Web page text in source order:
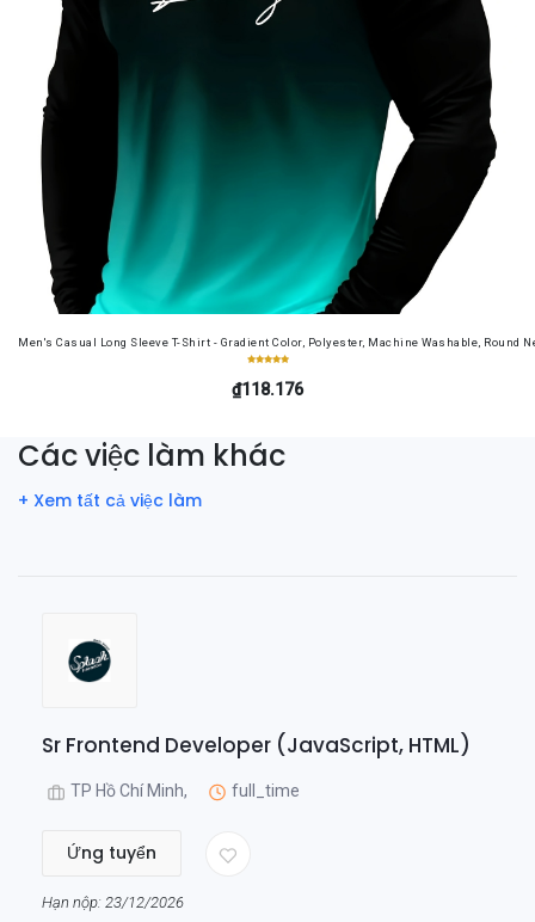
Men's Casual Long Sleeve T-Shirt - Gradient Color, Polyester, Machine Washable, Round
₫118.176
Các việc làm khác
+ Xem tất cả việc làm
Sr Frontend Developer (JavaScript, HTML)
TP Hồ Chí Minh, full_time
Ứng tuyển
Hạn nộp: 23/12/2026